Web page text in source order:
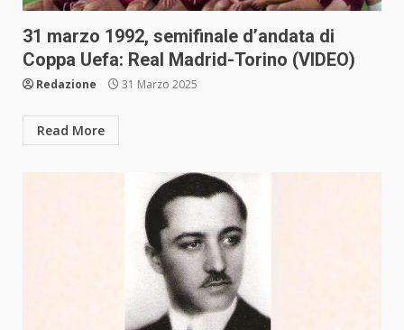
31 marzo 1992, semifinale d’andata di
Coppa Uefa: Real Madrid-Torino (VIDEO)
Redazione 31 Marzo 2025
Read More